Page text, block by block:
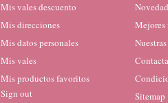
Mis vales descuento
Mis direcciones
Mis datos personales
Mis vales
Mis productos favoritos
Sign out
Mejores
Sitemap